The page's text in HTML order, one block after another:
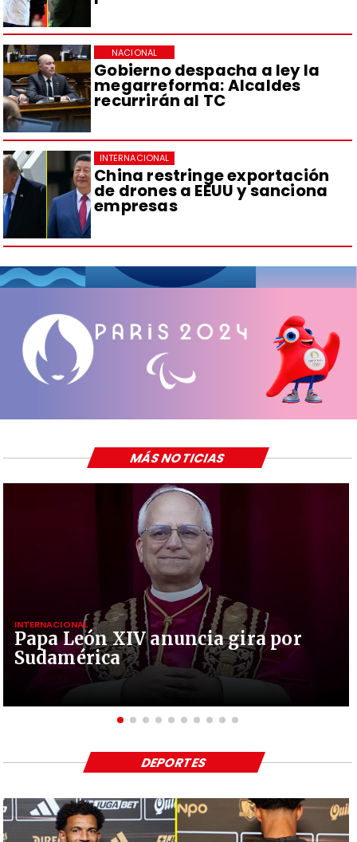
Gobierno despacha a ley la
megarreforma: Alcaldes
recurrirán al TC
NACIONAL
China restringe exportación
de drones a EEUU y sanciona
empresas
INTERNACIONAL
Papa León XIV anuncia gira por
Sudamérica
INTERNACIONAL
MÁS NOTICIAS
DEPORTES